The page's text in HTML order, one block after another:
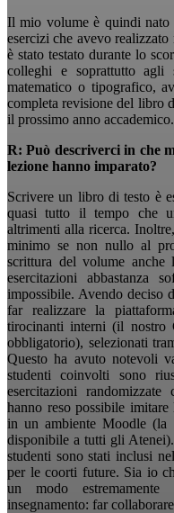
Il mio volume è quindi nato
esercizi che avevo
è stato testato durante lo
colleghi e soprattutto agli
matematico o tipografico,
completa revisione del libro
il prossimo anno accademico.
R: Può descriverci in che
lezione hanno imparato?
Scrivere un libro di testo è
quasi tutto il tempo che
altrimenti alla ricerca.
minimo se non nullo al
scrittura del volume anche
esercitazioni abbastanza
impossibile. Avendo deciso
far realizzare la
tirocinanti interni (il nostro
obbligatorio), selezionati
Questo ha avuto notevoli
studenti coinvolti sono
esercitazioni
hanno reso possibile
in un ambiente Moodle (la
disponibile a tutti gli
studenti sono stati inclusi
per le coorti future. Sia io
un modo
insegnamento: far